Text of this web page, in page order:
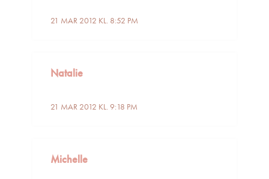
21 MAR 2012 KL. 8:52 PM
Natalie
21 MAR 2012 KL. 9:18 PM
Michelle